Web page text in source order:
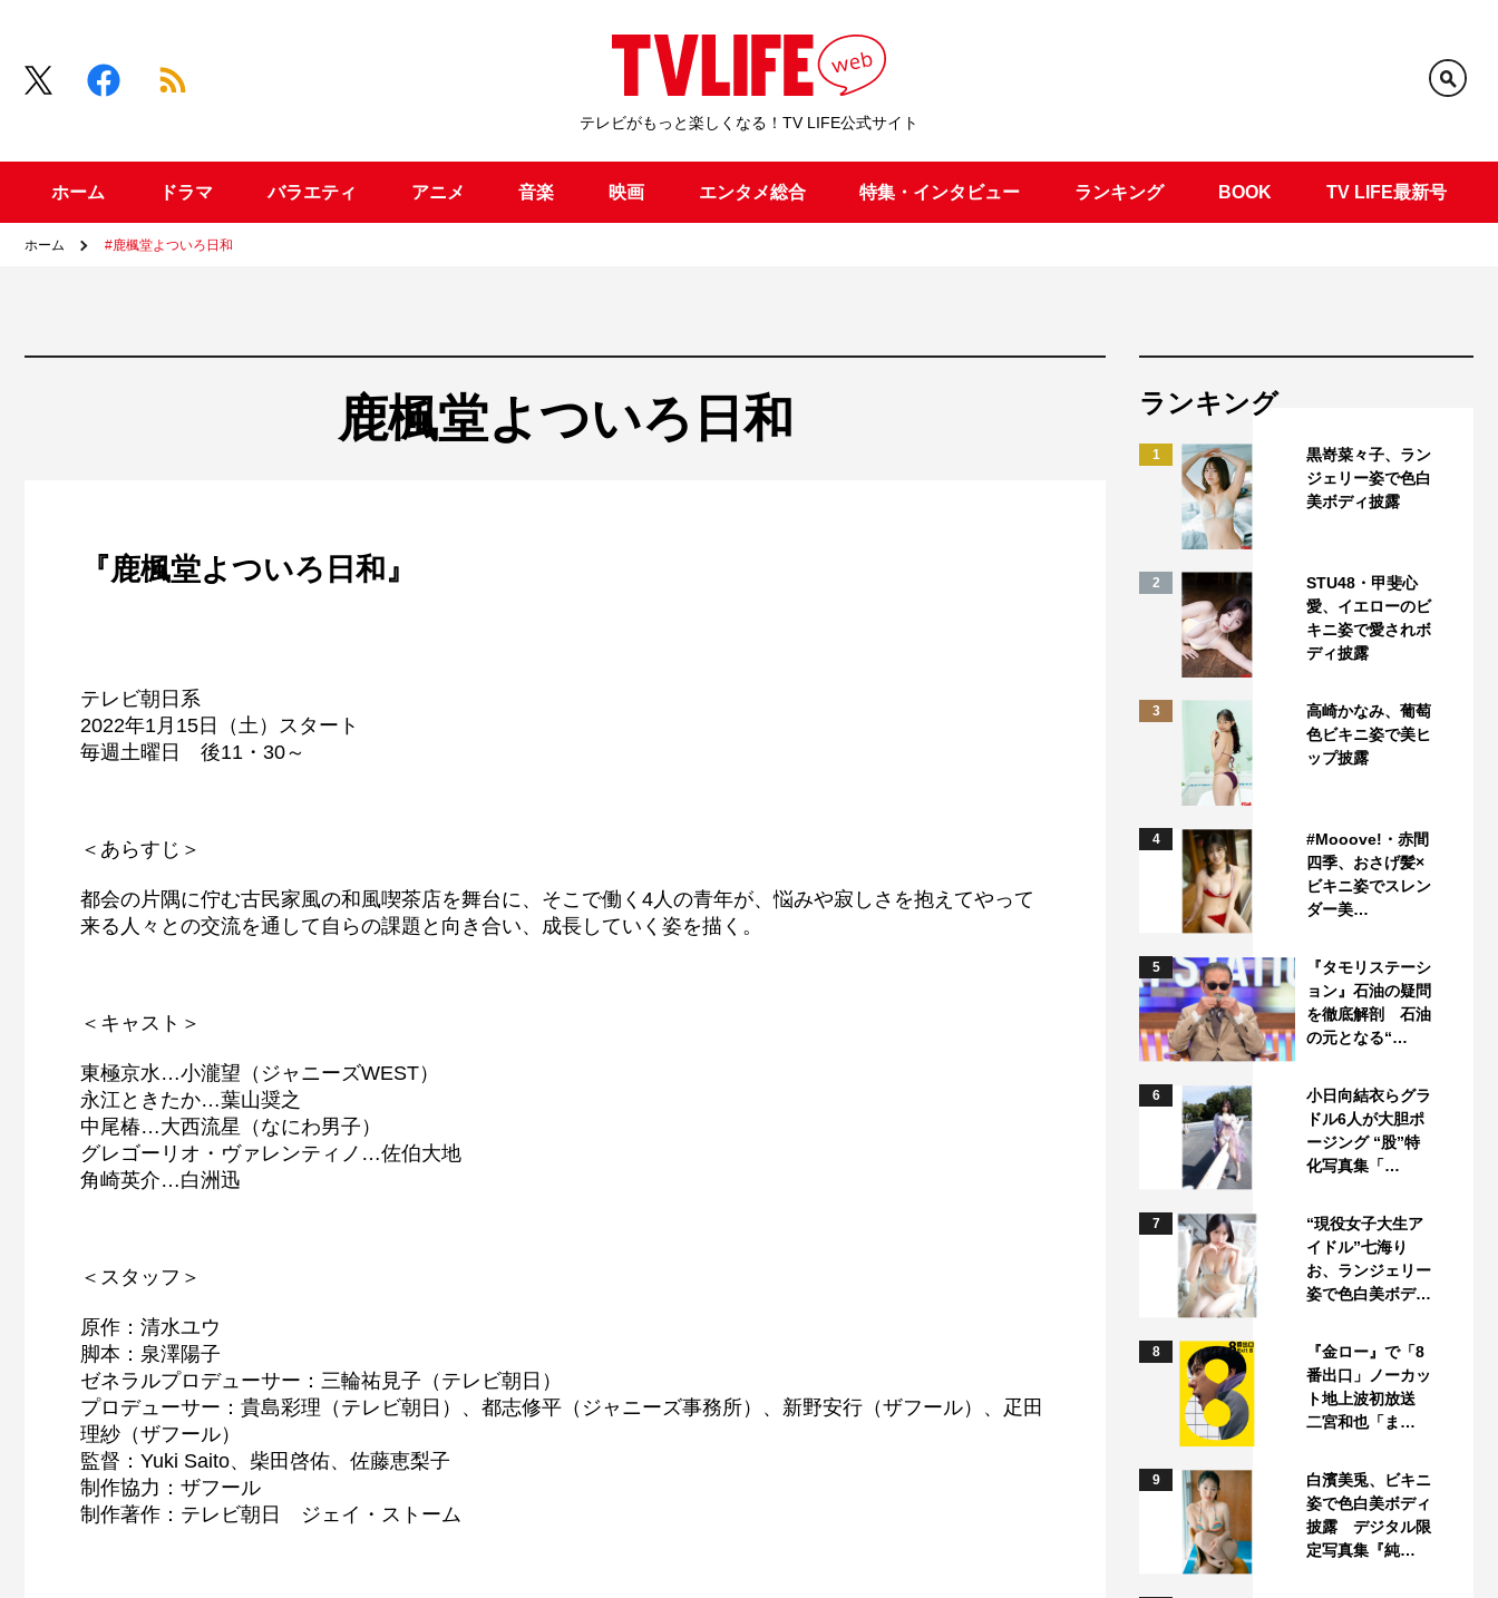
テレビがもっと楽しくなる！TV LIFE公式サイト
ホーム ドラマ バラエティ アニメ 音楽 映画 エンタメ総合 特集・インタビュー ランキング BOOK TV LIFE最新号
ホーム #鹿楓堂よついろ日和
鹿楓堂よついろ日和
『鹿楓堂よついろ日和』
テレビ朝日系
2022年1月15日（土）スタート
毎週土曜日 後11・30～
＜あらすじ＞
都会の片隅に佇む古民家風の和風喫茶店を舞台に、そこで働く4人の青年が、悩みや寂しさを抱えてやって
来る人々との交流を通して自らの課題と向き合い、成長していく姿を描く。
＜キャスト＞
東極京水…小瀧望（ジャニーズWEST）
永江ときたか…葉山奨之
中尾椿…大西流星（なにわ男子）
グレゴーリオ・ヴァレンティノ…佐伯大地
角崎英介…白洲迅
＜スタッフ＞
原作：清水ユウ
脚本：泉澤陽子
ゼネラルプロデューサー：三輪祐見子（テレビ朝日）
プロデューサー：貴島彩理（テレビ朝日）、都志修平（ジャニーズ事務所）、新野安行（ザフール）、疋田
理紗（ザフール）
監督：Yuki Saito、柴田啓佑、佐藤恵梨子
制作協力：ザフール
制作著作：テレビ朝日 ジェイ・ストーム
ランキング
1
黒嵜菜々子、ラン
ジェリー姿で色白
美ボディ披露
2
STU48・甲斐心
愛、イエローのビ
キニ姿で愛されボ
ディ披露
3
高崎かなみ、葡萄
色ビキニ姿で美ヒ
ップ披露
4
#Mooove!・赤間
四季、おさげ髪×
ビキニ姿でスレン
ダー美…
5
『タモリステーシ
ョン』石油の疑問
を徹底解剖 石油
の元となる“…
6
小日向結衣らグラ
ドル6人が大胆ポ
ージング “股”特
化写真集「…
7
“現役女子大生ア
イドル”七海り
お、ランジェリー
姿で色白美ボデ…
8
『金ロー』で「8
番出口」ノーカッ
ト地上波初放送
二宮和也「ま…
9
白濱美兎、ビキニ
姿で色白美ボディ
披露 デジタル限
定写真集『純…